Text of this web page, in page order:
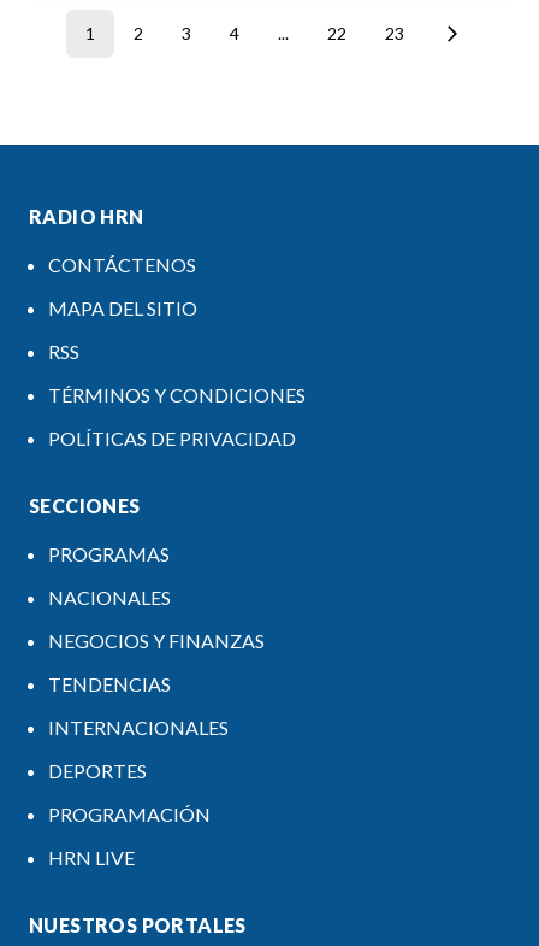
1 2 3 4 ... 22 23
RADIO HRN
CONTÁCTENOS
MAPA DEL SITIO
RSS
TÉRMINOS Y CONDICIONES
POLÍTICAS DE PRIVACIDAD
SECCIONES
PROGRAMAS
NACIONALES
NEGOCIOS Y FINANZAS
TENDENCIAS
INTERNACIONALES
DEPORTES
PROGRAMACIÓN
HRN LIVE
NUESTROS PORTALES